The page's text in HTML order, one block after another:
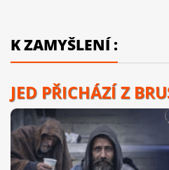
K ZAMYŠLENÍ :
JED PŘICHÁZÍ Z